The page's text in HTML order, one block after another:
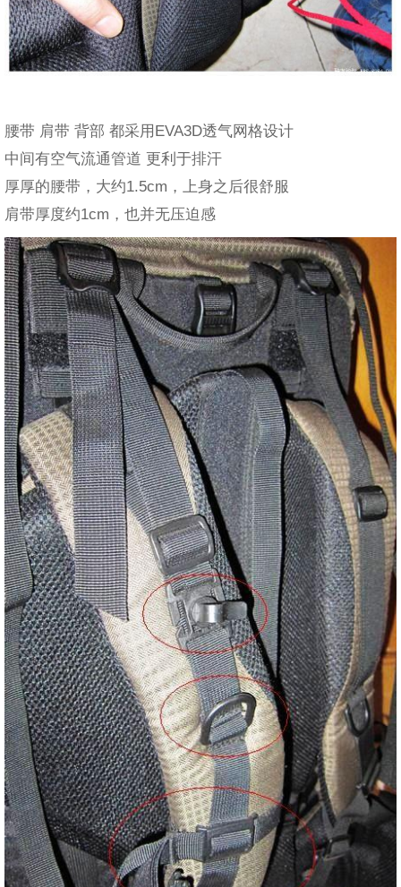
腰带 肩带 背部 都采用EVA3D透气网格设计
中间有空气流通管道 更利于排汗
厚厚的腰带，大约1.5cm，上身之后很舒服
肩带厚度约1cm，也并无压迫感